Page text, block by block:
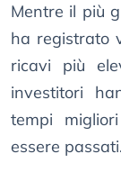
Mentre il più
ha registrato
ricavi più
investitori
tempi
essere passati.